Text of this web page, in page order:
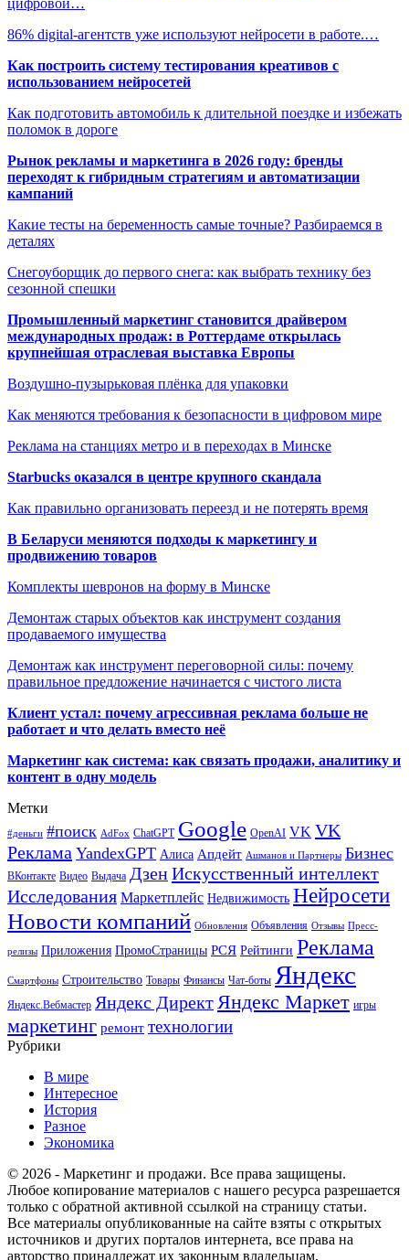
цифровой…
86% digital-агентств уже используют нейросети в работе.…
Как построить систему тестирования креативов с
использованием нейросетей
Как подготовить автомобиль к длительной поездке и избежать
поломок в дороге
Рынок рекламы и маркетинга в 2026 году: бренды
переходят к гибридным стратегиям и автоматизации
кампаний
Какие тесты на беременность самые точные? Разбираемся в
деталях
Снегоуборщик до первого снега: как выбрать технику без
сезонной спешки
Промышленный маркетинг становится драйвером
международных продаж: в Роттердаме открылась
крупнейшая отраслевая выставка Европы
Воздушно-пузырьковая плёнка для упаковки
Как меняются требования к безопасности в цифровом мире
Реклама на станциях метро и в переходах в Минске
Starbucks оказался в центре крупного скандала
Как правильно организовать переезд и не потерять время
В Беларуси меняются подходы к маркетингу и
продвижению товаров
Комплекты шевронов на форму в Минске
Демонтаж старых объектов как инструмент создания
продаваемого имущества
Демонтаж как инструмент переговорной силы: почему
правильное предложение начинается с чистого листа
Клиент устал: почему агрессивная реклама больше не
работает и что делать вместо неё
Маркетинг как система: как связать продажи, аналитику и
контент в одну модель
Метки
#деньги #поиск AdFox ChatGPT Google OpenAI VK VK
Реклама YandexGPT Алиса Апдейт Ашманов и Партнеры Бизнес
ВКонтакте Видео Выдача ДзенИскусственный интеллект
Исследования Маркетплейс Недвижимость Нейросети
Новости компаний Обновления Объявления Отзывы Пресс-
релизы Приложения ПромоСтраницы РСЯ Рейтинги Реклама
Смартфоны Строительство Товары Финансы Чат-боты Яндекс
Яндекс.Вебмастер Яндекс ДиректЯндекс Маркет игры
маркетинг ремонт технологии
Рубрики
В мире
Интересное
История
Разное
Экономика
© 2026 - Маркетинг и продажи. Все права защищены.
Любое копирование материалов с нашего ресурса разрешается
только с обратной активной ссылкой на страницу статьи.
Все материалы опубликованные на сайте взяты с открытых
источников и других порталов интернета, все права на
авторство принадлежат их законным владельцам.